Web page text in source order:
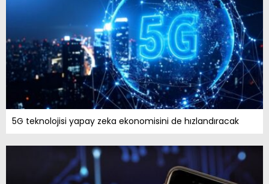
5G teknolojisi yapay zeka ekonomisini de hızlandıracak